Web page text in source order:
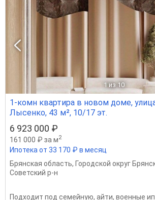
1 из 10
1-комн квартира в новом доме,
Лысенко, 43 м², 10/17 эт.
6 923 000 ₽
161 000 ₽ за м2
Ипотека от 33 170 ₽ в месяц
Брянская область, Городской округ
Советский р-н
Подходит под семейную, айти, военные